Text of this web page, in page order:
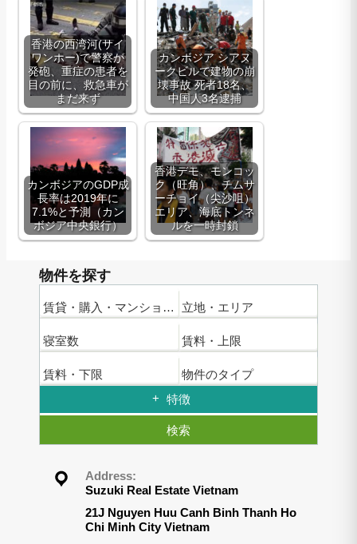
香港の西湾河(サイ
ワンホー)で警察が
発砲、重症の患者を
目の前に、救急車が
まだ来ず
カンボジア シアヌ
ークビルで建物の崩
壊事故 死者18名、
中国人3名逮捕
カンボジアのGDP成
長率は2019年に
7.1%と予測（カン
ボジア中央銀行）
香港デモ、モンコッ
ク（旺角）、チムサ
ーチョイ（尖沙咀）
エリア、海底トンネ
ルを一時封鎖
物件を探す
賃貸・購入・マンション名 立地・エリア
寝室数 賃料・上限
賃料・下限
物件のタイプ
特徴
検索
Address:
Suzuki Real Estate Vietnam
21J Nguyen Huu Canh Binh Thanh Ho
Chi Minh City Vietnam